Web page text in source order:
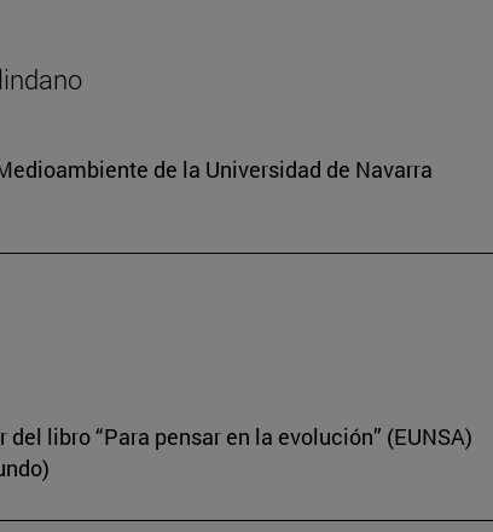
de la Universidad de Navarra
libro “Para pensar en la evolución” (EUNSA)